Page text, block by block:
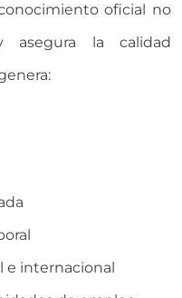
oficial no
asegura la calidad
e internacional